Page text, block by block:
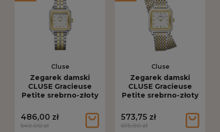
Cluse
Zegarek damski
CLUSE Gracieuse
Petite srebrno-złoty
486,00 zł
540,00 zł
Cluse
Zegarek damski
CLUSE Gracieuse
Petite srebrno-złoty
573,75 zł
675,00 zł